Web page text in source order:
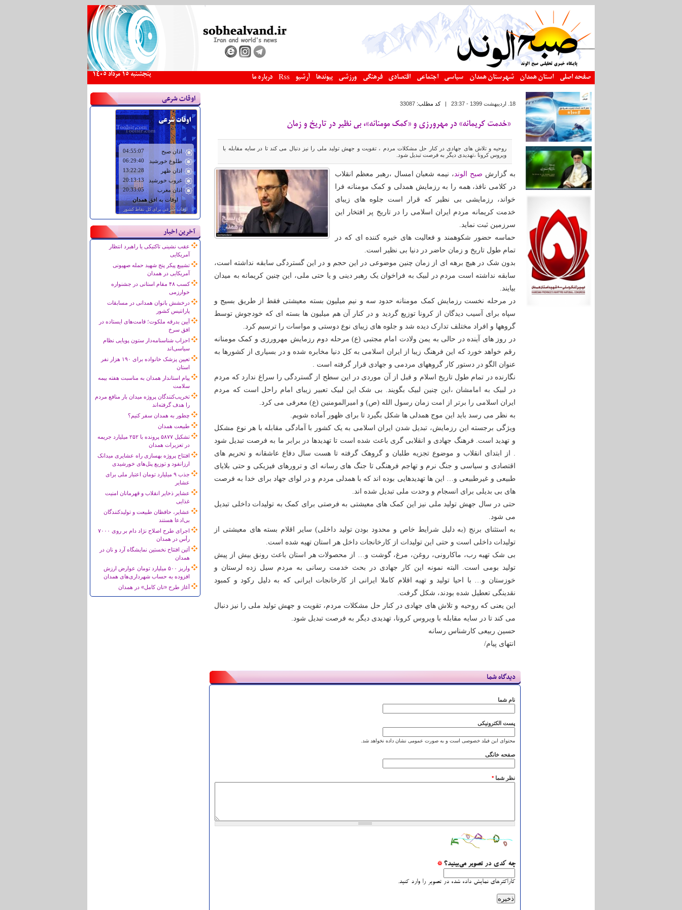
صفحه اصلی استان همدان شهرستان همدان سیاسی اجتماعی اقتصادی فرهنگی ورزشی پیوندها آرشیو Rss درباره ما پنجشنبه 15 مرداد 1405
اوقات شرعی
آخرین اخبار
عقب نشینی تاکتیکی یا راهبرد انتظار
آمریکایی
تشییع پیکر پنج شهید حمله صهیونی
آمریکایی در همدان
کسب ۴۸ مقام استانی در جشنواره
خوارزمی
درخشش بانوان همدانی در مسابقات
پاراتنیس کشور
آیین بدرقه ملکوت؛ قامت‌های ایستاده در
افق سرخ
احزاب شناسنامه‌دار ستون پویایی نظام
سیاسی‌اند
تعیین پزشک خانواده برای ۱۹۰ هزار نفر
استان
پیام استاندار همدان به مناسبت هفته بیمه
سلامت
تخریب‌کنندگان پروژه میدان بار منافع مردم
را هدف گرفته‌اند
چطور به همدان سفر کنیم؟
طبیعت همدان
تشکیل ۵۸۷۷ پرونده با ۲۵۲ میلیارد جریمه
در تعزیرات همدان
افتتاح پروژه بهسازی راه عشایری میدانک
ارزانفود و توزیع پنل‌های خورشیدی
جذب ۹ میلیارد تومان اعتبار ملی برای
عشایر
عشایر ذخایر انقلاب و قهرمانان امنیت
غذایی
عشایر، حافظان طبیعت و تولیدکنندگان
بی‌ادعا هستند
اجرای طرح اصلاح نژاد دام بر روی ۷۰۰۰
رأس در همدان
آئین افتتاح نخستین نمایشگاه آرد و نان در
همدان
واریز ۵۰۰ میلیارد تومان عوارض ارزش
افزوده به حساب شهرداری‌های همدان
آغاز طرح «نان کامل» در همدان
18. ارديبهشت 1399 - 23:37 |کد مطلب:33087
«خدمت کریمانه» در مهرورزی و «کمک مومنانه»، بی نظیر در تاریخ و زمان
روحیه و تلاش های جهادی در کنار حل مشکلات مردم ، تقویت و جهش تولید ملی را نیز دنبال می کند تا در سایه مقابله با
ویروس کرونا ،تهدیدی دیگر به فرصت تبدیل شود.
به گزارش صبح الوند ، نیمه شعبان امسال ،رهبر معظم انقلاب
در کلامی نافذ، همه را به رزمایش همدلی و کمک مومنانه فرا
خواند، رزمایشی بی نظیر که قرار است جلوه های زیبای
خدمت کریمانه مردم ایران اسلامی را در تاریخ پر افتخار این
سرزمین ثبت نماید.
حماسه حضور شکوهمند و فعالیت های خیره کننده ای که در
تمام طول تاریخ و زمان حاضر در دنیا بی نظیر است.
بدون شک در هیچ برهه ای از زمان چنین موضوعی در این حجم و در این گستردگی سابقه نداشته است،
سابقه نداشته است مردم در لبیک به فراخوان یک رهبر دینی و یا حتی ملی، این چنین کریمانه به میدان
بیایند.
در مرحله نخست رزمایش کمک مومنانه حدود سه و نیم میلیون بسته معیشتی فقط از طریق بسیج و
سپاه برای آسیب دیدگان از کرونا توزیع گردید و در کنار آن هم میلیون ها بسته ای که خودجوش توسط
گروهها و افراد مختلف تدارک دیده شد و جلوه های زیبای نوع دوستی و مواسات را ترسیم کرد.
در روز های آینده در حالی به یمن ولادت امام مجتبی (ع) مرحله دوم رزمایش مهرورزی و کمک مومنانه
رقم خواهد خورد که این فرهنگ زیبا از ایران اسلامی به کل دنیا مخابره شده و در بسیاری از کشورها به
عنوان الگو در دستور کار گروههای مردمی و جهادی قرار گرفته است .
نگارنده در تمام طول تاریخ اسلام و قبل از آن موردی در این سطح از گستردگی را سراغ ندارد که مردم
در لبیک به امامشان ،این چنین لبیک بگویند. بی شک این لبیک تعبیر زیبای امام راحل است که مردم
ایران اسلامی را برتر از امت زمان رسول الله (ص) و امیرالمومنین (ع) معرفی می کرد.
به نظر می رسد باید این موج همدلی ها شکل بگیرد تا برای ظهور آماده شویم.
ویژگی برجسته این رزمایش، تبدیل شدن ایران اسلامی به یک کشور با آمادگی مقابله با هر نوع مشکل
و تهدید است. فرهنگ جهادی و انقلابی گری باعث شده است تا تهدیدها در برابر ما به فرصت تبدیل شود
. از ابتدای انقلاب و موضوع تجزیه طلبان و گروهک گرفته تا هست سال دفاع عاشقانه و تحریم های
اقتصادی و سیاسی و جنگ نرم و تهاجم فرهنگی تا جنگ های رسانه ای و ترورهای فیزیکی و حتی بلایای
طبیعی و غیرطبیعی و… این ها تهدیدهایی بوده اند که با همدلی مردم و در لوای جهاد برای خدا به فرصت
های بی بدیلی برای انسجام و وحدت ملی تبدیل شده اند.
حتی در سال جهش تولید ملی نیز این کمک های معیشتی به فرصتی برای کمک به تولیدات داخلی تبدیل
می شود.
به استثنای برنج (به دلیل شرایط خاص و محدود بودن تولید داخلی) سایر اقلام بسته های معیشتی از
تولیدات داخلی است و حتی این تولیدات از کارخانجات داخل هر استان تهیه شده است.
بی شک تهیه رب، ماکارونی، روغن، مرغ، گوشت و… از محصولات هر استان باعث رونق بیش از پیش
تولید بومی است. البته نمونه این کار جهادی در بحث خدمت رسانی به مردم سیل زده لرستان و
خوزستان و… با احیا تولید و تهیه اقلام کاملا ایرانی از کارخانجات ایرانی که به دلیل رکود و کمبود
نقدینگی تعطیل شده بودند، شکل گرفت.
این یعنی که روحیه و تلاش های جهادی در کنار حل مشکلات مردم، تقویت و جهش تولید ملی را نیز دنبال
می کند تا در سایه مقابله با ویروس کرونا، تهدیدی دیگر به فرصت تبدیل شود.
حسین ربیعی کارشناس رسانه
انتهای پیام/
دیدگاه شما
نام شما
پست الکترونیکی
محتوای این فیلد خصوصی است و به صورت عمومی نشان داده نخواهد شد.
صفحه خانگی
نظر شما*
چه کدی در تصویر می‌بینید؟*
کاراکترهای نمایش داده شده در تصویر را وارد کنید.